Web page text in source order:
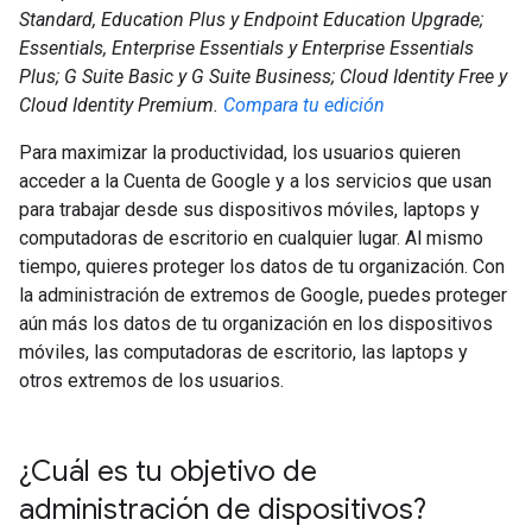
Standard, Education Plus y Endpoint Education Upgrade;
Essentials, Enterprise Essentials y Enterprise Essentials
Plus; G Suite Basic y G Suite Business; Cloud Identity Free y
Cloud Identity Premium. Compara tu edición
Para maximizar la productividad, los usuarios quieren
acceder a la Cuenta de Google y a los servicios que usan
para trabajar desde sus dispositivos móviles, laptops y
computadoras de escritorio en cualquier lugar. Al mismo
tiempo, quieres proteger los datos de tu organización. Con
la administración de extremos de Google, puedes proteger
aún más los datos de tu organización en los dispositivos
móviles, las computadoras de escritorio, las laptops y
otros extremos de los usuarios.
¿Cuál es tu objetivo de
administración de dispositivos?